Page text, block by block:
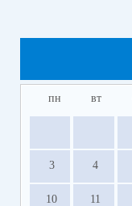
пн вт
3 4
10 11